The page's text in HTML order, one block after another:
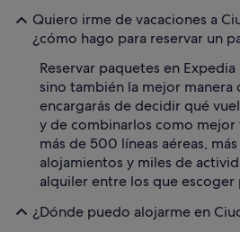
Quiero irme de vacaciones a
¿cómo hago para reservar un
Reservar paquetes en
sino también la mejor manera
encargarás de decidir qué
y de combinarlos como mejor
más de 500 líneas aéreas,
alojamientos y miles de
alquiler entre los que
¿Dónde puedo alojarme en